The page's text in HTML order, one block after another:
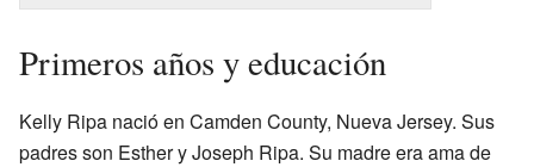
Primeros años y educación
Kelly Ripa nació en Camden County, Nueva Jersey. Sus
padres son Esther y Joseph Ripa. Su madre era ama de